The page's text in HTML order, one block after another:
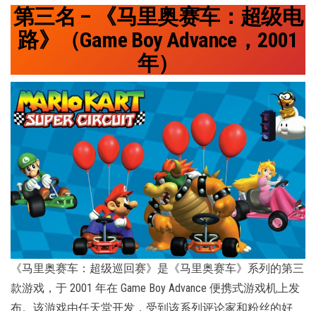
第三名 – 《马里奥赛车：超级电
路》（Game Boy Advance，2001
年）
《马里奥赛车：超级巡回赛》是《马里奥赛车》系列的第三
款游戏，于 2001 年在 Game Boy Advance 便携式游戏机上发
布。该游戏由任天堂开发，受到该系列评论家和粉丝的好